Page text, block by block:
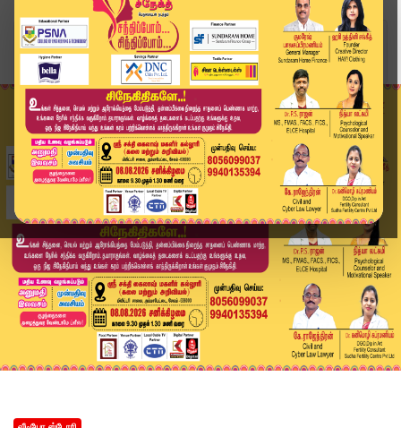
Home
வீடியோ ஸ்டோரி
Nainar Nagendran | கூட்டணி பேச்சு; டெல்லி செல்...